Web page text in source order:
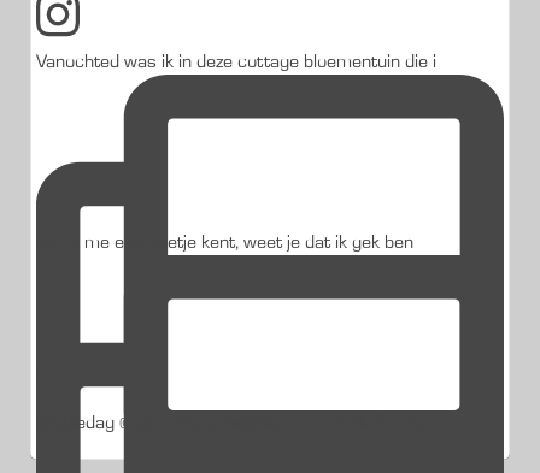
Vanochted was ik in deze cottage bloementuin die i
Als je me een beetje kent, weet je dat ik gek ben
Studiedag @jub_holland @visitkeukenhof De fleurig